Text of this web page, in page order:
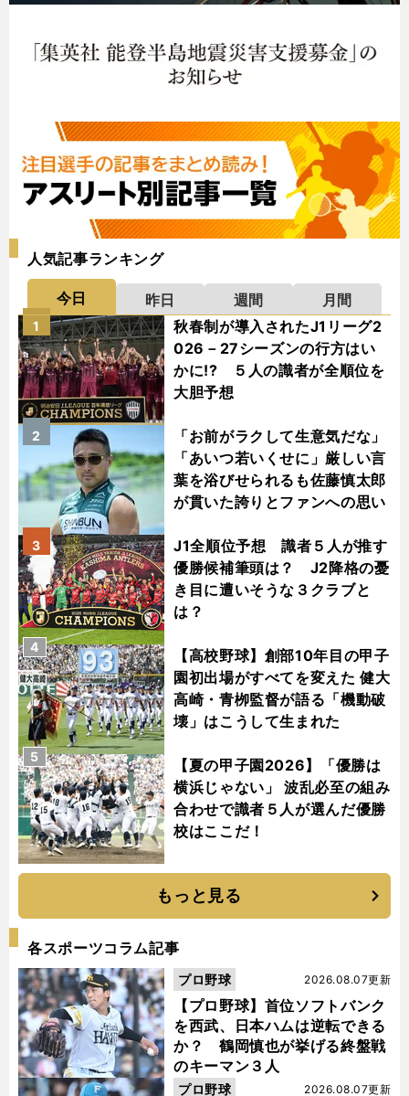
人気記事ランキング
今日 昨日 週間
月間
秋春制が導入されたJ1リーグ2
026－27シーズンの行方はい
かに!? ５人の識者が全順位を
大胆予想
1
「お前がラクして生意気だな」
「あいつ若いくせに」厳しい言
葉を浴びせられるも佐藤慎太郎
が貫いた誇りとファンへの思い
2
J1全順位予想 識者５人が推す
優勝候補筆頭は？ J2降格の憂
き目に遭いそうな３クラブと
は？
3
【高校野球】創部10年目の甲子
園初出場がすべてを変えた 健大
高崎・青栁監督が語る「機動破
壊」はこうして生まれた
4
【夏の甲子園2026】「優勝は
横浜じゃない」 波乱必至の組み
合わせで識者５人が選んだ優勝
校はここだ！
5
もっと見る
各スポーツコラム記事
【プロ野球】首位ソフトバンク
を西武、日本ハムは逆転できる
か？ 鶴岡慎也が挙げる終盤戦
のキーマン３人
2026.08.07更新
プロ野球
2026.08.07更新
プロ野球